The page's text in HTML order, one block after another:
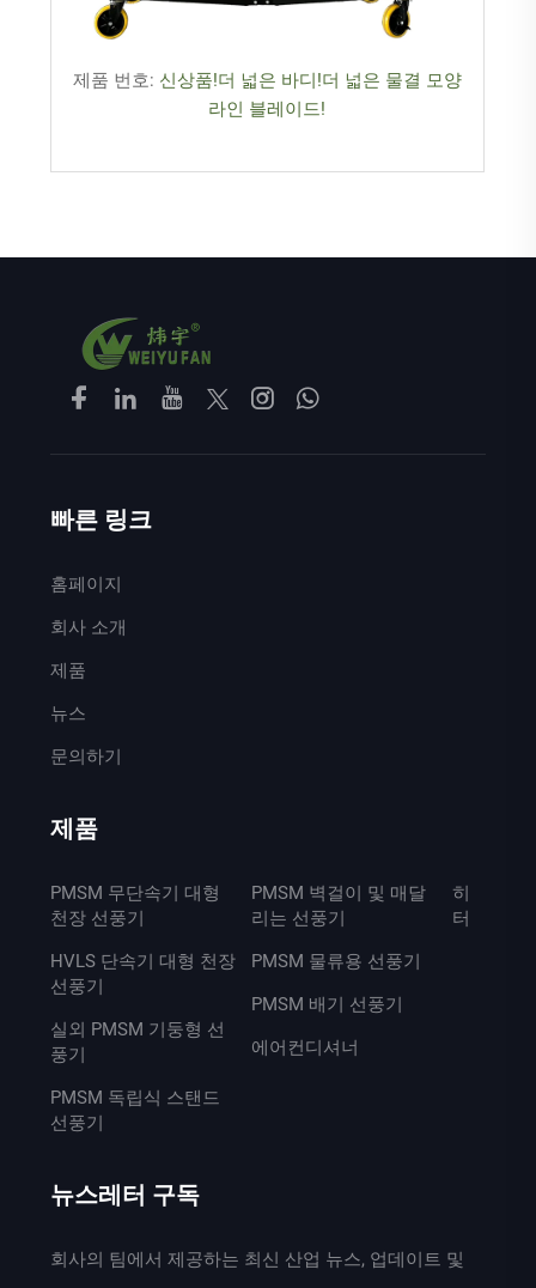
제품 번호: 신상품!더 넓은 바디!더 넓은 물결 모양
라인 블레이드!
빠른 링크
홈페이지
회사 소개
제품
뉴스
문의하기
제품
PMSM 무단속기 대형
천장 선풍기
HVLS 단속기 대형 천장
선풍기
실외 PMSM 기둥형 선
풍기
PMSM 독립식 스탠드
선풍기
PMSM 벽걸이 및 매달
리는 선풍기
PMSM 물류용 선풍기
PMSM 배기 선풍기
에어컨디셔너
히
터
뉴스레터 구독
회사의 팀에서 제공하는 최신 산업 뉴스, 업데이트 및